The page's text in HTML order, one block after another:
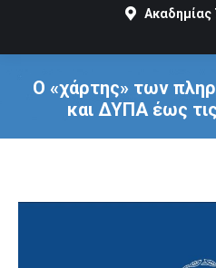
Ακαδημίας
Ο «χάρτης» των
και ΔΥΠΑ έως